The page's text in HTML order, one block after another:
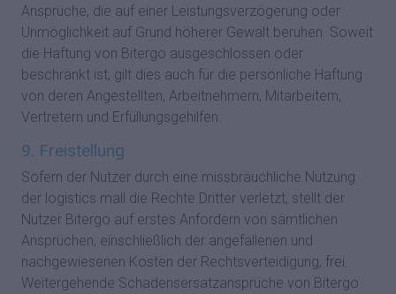
Ansprüche, die auf einer Leistungsverzögerung oder
Unmöglichkeit auf Grund höherer Gewalt beruhen. Soweit
die Haftung von Bitergo ausgeschlossen oder
beschränkt ist, gilt dies auch für die persönliche Haftung
von deren Angestellten, Arbeitnehmern, Mitarbeitern,
Vertretern und Erfüllungsgehilfen.
9. Freistellung
Sofern der Nutzer durch eine missbräuchliche Nutzung
der logistics mall die Rechte Dritter verletzt, stellt der
Nutzer Bitergo auf erstes Anfordern von sämtlichen
Ansprüchen, einschließlich der angefallenen und
nachgewiesenen Kosten der Rechtsverteidigung, frei.
Weitergehende Schadensersatzansprüche von Bitergo